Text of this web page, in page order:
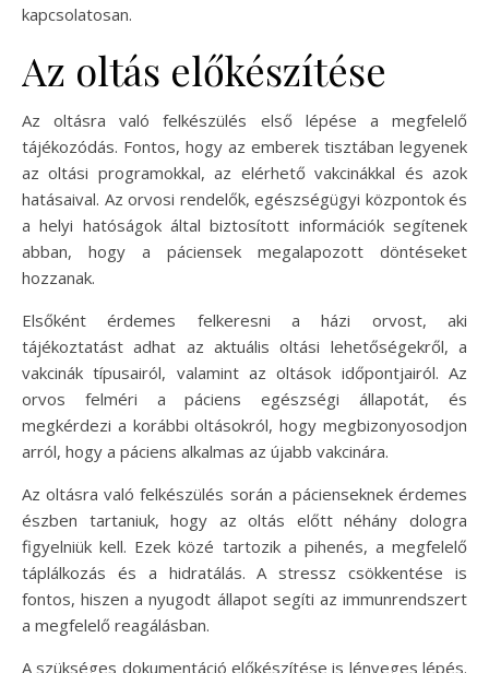
kapcsolatosan.
Az oltás előkészítése
Az oltásra való felkészülés első lépése a megfelelő
tájékozódás. Fontos, hogy az emberek tisztában legyenek
az oltási programokkal, az elérhető vakcinákkal és azok
hatásaival. Az orvosi rendelők, egészségügyi központok és
a helyi hatóságok által biztosított információk segítenek
abban, hogy a páciensek megalapozott döntéseket
hozzanak.
Elsőként érdemes felkeresni a házi orvost, aki
tájékoztatást adhat az aktuális oltási lehetőségekről, a
vakcinák típusairól, valamint az oltások időpontjairól. Az
orvos felméri a páciens egészségi állapotát, és
megkérdezi a korábbi oltásokról, hogy megbizonyosodjon
arról, hogy a páciens alkalmas az újabb vakcinára.
Az oltásra való felkészülés során a pácienseknek érdemes
észben tartaniuk, hogy az oltás előtt néhány dologra
figyelniük kell. Ezek közé tartozik a pihenés, a megfelelő
táplálkozás és a hidratálás. A stressz csökkentése is
fontos, hiszen a nyugodt állapot segíti az immunrendszert
a megfelelő reagálásban.
A szükséges dokumentáció előkészítése is lényeges lépés.